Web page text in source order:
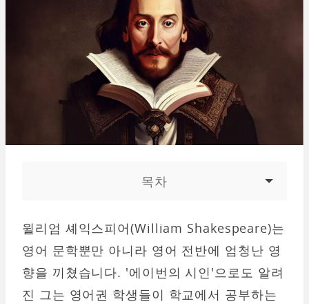
목차
윌리엄 셰익스피어(William Shakespeare)는
영어 문학뿐만 아니라 영어 전반에 엄청난 영
향을 끼쳤습니다. '에이번의 시인'으로도 알려
진 그는 영어권 학생들이 학교에서 공부하는